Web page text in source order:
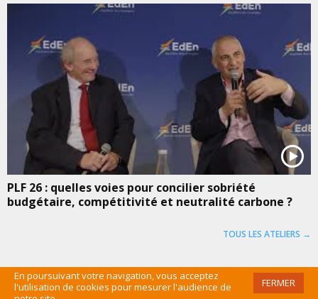
En poursuivant votre navigation, vous acceptez
l'utilisation de cookies pour mesurer l'audience de
FERMER
PLF 26 : quelles voies pour concilier sobriété
budgétaire, compétitivité et neutralité carbone ?
TOUS LES ATELIERS →
©EDEN 2016 /MENTIONS LÉGALES/CGU/PLAN DU SITE /ADMIN